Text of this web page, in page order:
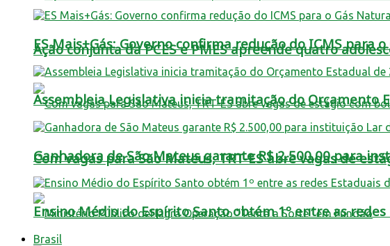
Ação conjunta da PCES e PMES apreende quatro
Com vagas para São Mateus, TRT-ES abre vagas de
ES Mais+Gás: Governo confirma redução do ICMS para
Assembleia Legislativa inicia tramitação do Orçamento
Ganhadora de São Mateus garante R$ 2.500,00 para
Ensino Médio do Espírito Santo obtém 1º entre as
Brasil